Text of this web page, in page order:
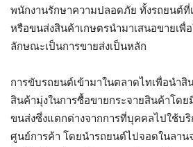
พนักงานรักษาความปลอดภัย ทั้งรถยนต์
หรือขนส่งสินค้าเกษตรนำมาเสนอขายเพื่
ลักษณะเป็นการขายส่งเป็นหลัก
การขับรถยนต์เข้ามาในตลาดไทเพื่อนำ
สินค้ามุ่งในการซื้อขายกระจายสินค้าโด
ขนส่งซึ่งแตกต่างจากการที่บุคคลไปใช้บ
ศูนย์การค้า โดยนำรถยนต์ไปจอดในลาน